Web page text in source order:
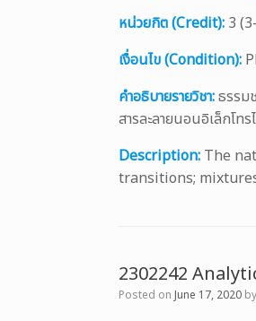
หน่วยกิต (Credit): 3
เงื่อนไข (Condition):
คำอธิบายรายวิชา:ธรรม
สารละลายนอนอิเล็กโทร
Description: The
transitions;
2302242
Posted on June 17, 2020 by